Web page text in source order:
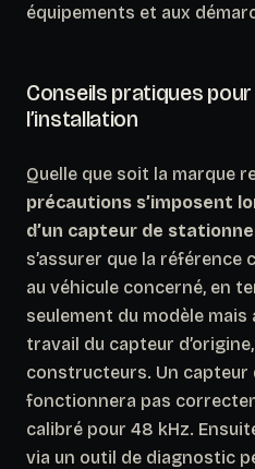
équipements et aux
Conseils pratiques
l’installation
Quelle que soit la marque
précautions s’imposent
d’un capteur de
s’assurer que la
au véhicule concerné, en
seulement du modèle
travail du capteur
constructeurs. Un capteur
fonctionnera pas
calibré pour 48 kHz.
via un outil de diagnostic